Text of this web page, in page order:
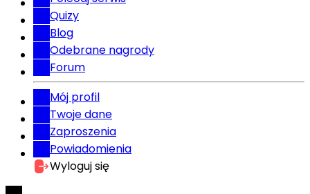
Quizy
Blog
Odebrane nagrody
Forum
Mój profil
Twoje dane
Zaproszenia
Powiadomienia
Wyloguj się